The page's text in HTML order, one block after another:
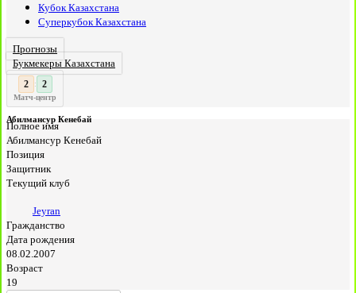
Кубок Казахстана
Суперкубок Казахстана
Прогнозы
Букмекеры Казахстана
3 : 2
Матч-центр
Абилмансур Кенебай
Полное имя
Абилмансур Кенебай
Позиция
Защитник
Текущий клуб
Jeyran
Гражданство
Дата рождения
08.02.2007
Возраст
19